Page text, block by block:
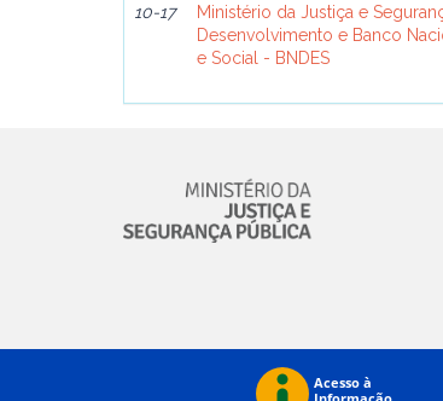
10-17
Ministério da Justiça e
Desenvolvimento e Banco
e Social - BNDES